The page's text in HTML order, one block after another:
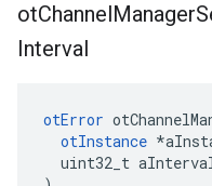
otChannelManager
Interval
otError
otInstance *
uint32_t